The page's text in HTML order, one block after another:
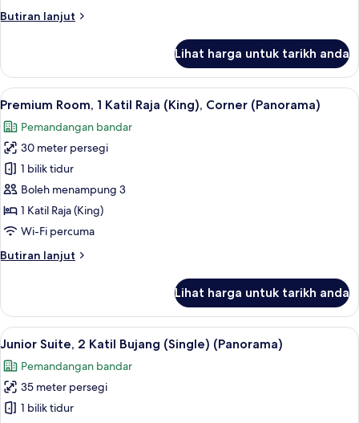
(King),
Butiran lanjut
Butiran
Room,
Katil
(King),
Park
View
Lihat harga untuk tarikh anda
Lihat
semua
foto
untuk
Premium
Room,
1
Katil
(King),
Premium Room, 1 Katil Raja (King),
13
Premium Room, 1 Katil Raja (King), Corner (Panorama)
Pemandangan bandar
30 meter persegi
1 bilik tidur
Boleh menampung 3
1 Katil Raja (King)
Wi-Fi percuma
Butiran lanjut
Butiran
Room,
Katil
(King),
Corner
(Panorama)
Lihat harga untuk tarikh anda
Lihat
semua
foto
untuk
Junior
Junior Suite, 2 Katil Bujang (Single)
12
Junior Suite, 2 Katil Bujang (Single) (Panorama)
Pemandangan bandar
35 meter persegi
1 bilik tidur